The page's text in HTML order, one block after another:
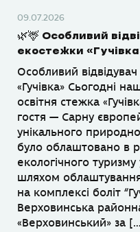
09.07.2026
🌿🦌 Особливий
екостежки
Особливий
«Гучівка» Сьогодні
освітня стежка
гостя — Сарну
унікального
було облаштовано в
екологічного
шляхом
на комплексі боліт
Верховинська
«Верховинський» за